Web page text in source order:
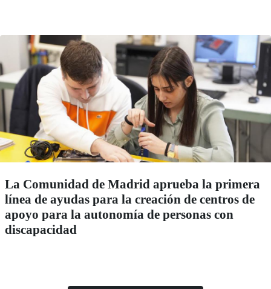
La Comunidad de Madrid aprueba la primera
línea de ayudas para la creación de centros de
apoyo para la autonomía de personas con
discapacidad